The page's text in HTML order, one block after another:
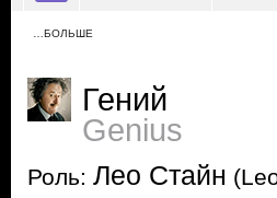
…БОЛЬШЕ
Гений
Genius
Роль: Лео Стайн